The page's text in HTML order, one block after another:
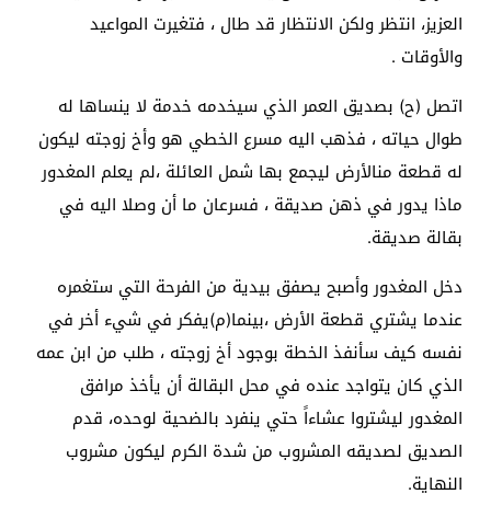
العزيز، انتظر ولكن الانتظار قد طال ، فتغيرت المواعيد
والأوقات .
اتصل (ح) بصديق العمر الذي سيخدمه خدمة لا ينساها له
طوال حياته ، فذهب اليه مسرع الخطي هو وأخ زوجته ليكون
له قطعة منالأرض ليجمع بها شمل العائلة ،لم يعلم المغدور
ماذا يدور في ذهن صديقة ، فسرعان ما أن وصلا اليه في
بقالة صديقة.
دخل المغدور وأصبح يصفق بيدية من الفرحة التي ستغمره
عندما يشتري قطعة الأرض ،بينما(م)يفكر في شيء أخر في
نفسه كيف سأنفذ الخطة بوجود أخ زوجته ، طلب من ابن عمه
الذي كان يتواجد عنده في محل البقالة أن يأخذ مرافق
المغدور ليشتروا عشاءاً حتي ينفرد بالضحية لوحده، قدم
الصديق لصديقه المشروب من شدة الكرم ليكون مشروب
النهاية.